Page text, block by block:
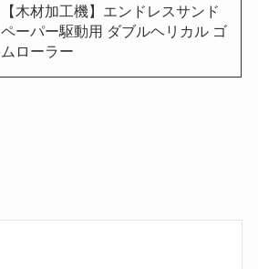
【木材加工機】エンドレスサンド
ペーパー駆動用 ダブルヘリカル ゴ
ムローラー